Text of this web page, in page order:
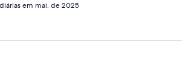
em mai. de 2025